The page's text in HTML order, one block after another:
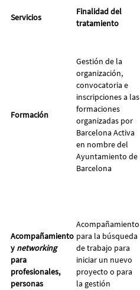
Servicios
Finalidad del
tratamiento
Formación
Gestión de la
organización,
convocatoria e
inscripciones a las
formaciones
organizadas por
Barcelona Activa
en nombre del
Ayuntamiento de
Barcelona
Acompañamiento
y networking
para
profesionales,
personas
Acompañamiento
para la búsqueda
de trabajo para
iniciar un nuevo
proyecto o para
la gestión